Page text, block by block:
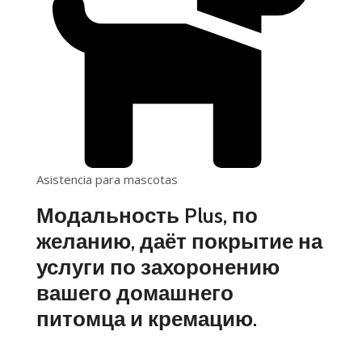
Asistencia para mascotas
Модальность Plus, по
желанию, даёт покрытие на
услуги по захоронению
вашего домашнего
питомца и кремацию.